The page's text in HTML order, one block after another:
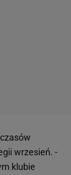
wrzesień. -
klubie